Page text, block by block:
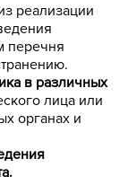
реализации
перечня
в различных
лица или
органах и